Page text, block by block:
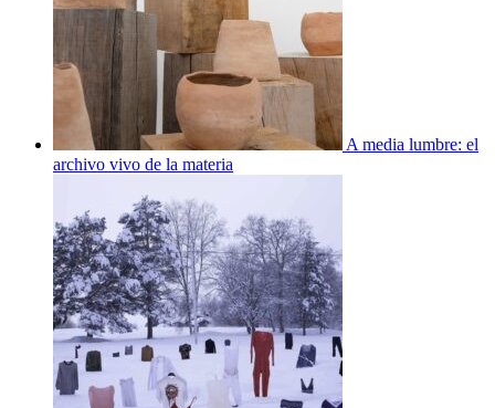
A media lumbre: el
archivo vivo de la materia